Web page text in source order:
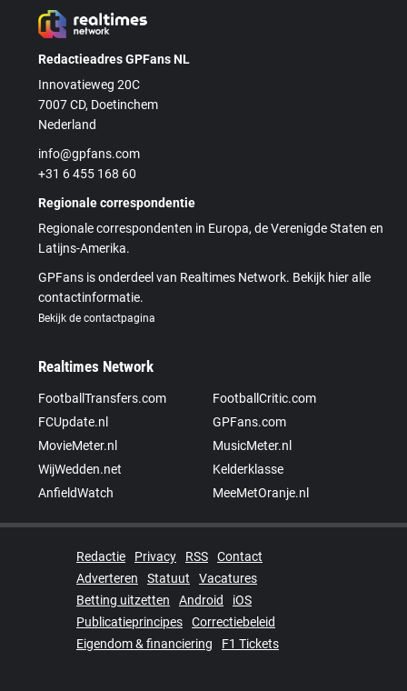
Redactieadres GPFans NL
Innovatieweg 20C
7007 CD, Doetinchem
Nederland
info@gpfans.com
+31 6 455 168 60
Regionale correspondentie
Regionale correspondenten in Europa, de Verenigde Staten en
Latijns-Amerika.
GPFans is onderdeel van Realtimes Network. Bekijk hier alle
contactinformatie.
Bekijk de contactpagina
Realtimes Network
FootballTransfers.com
FootballCritic.com
FCUpdate.nl
GPFans.com
MovieMeter.nl
MusicMeter.nl
WijWedden.net
Kelderklasse
AnfieldWatch
MeeMetOranje.nl
Redactie Privacy RSS
Contact
Adverteren
Statuut
Vacatures
Betting uitzetten
Android
iOS
Publicatieprincipes
Correctiebeleid
Eigendom & financiering
F1 Tickets